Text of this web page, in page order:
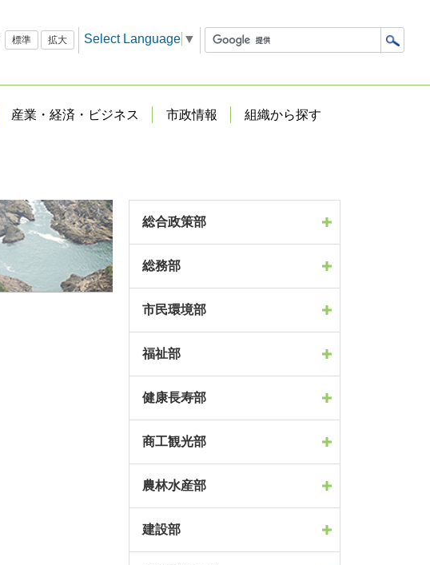
標準 拡大 Select Language ▼
産業・経済・ビジネス 市政情報 組織から探す
総合政策部
総務部
市民環境部
福祉部
健康長寿部
商工観光部
農林水産部
建設部